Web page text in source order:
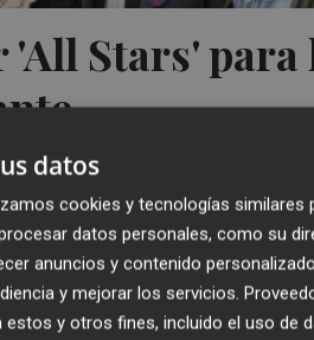
Stars' para
datos
cookies y tecnologías similares
datos personales, como su
anuncios y contenido
y mejorar los servicios.
y otros fines, incluido el uso de